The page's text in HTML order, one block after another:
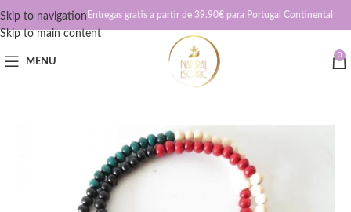
Skip to navigation
Skip to main content
Entregas gratis a partir de 39.90€ para Portugal Continental
MENU
0